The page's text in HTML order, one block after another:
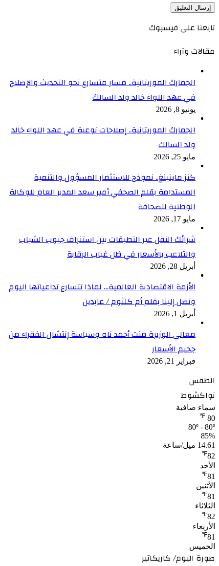
تابعنا على فيسبوك
مقالات وآراء
الجمارك الموريتانية.. مسار متسارع نحو التحديث والإصلاح
في عهد اللواء خالد ولد السالك
يونيو 8, 2026
الجمارك الموريتانية.. إصلاحات نوعية في عهد اللواء خالد
ولد السالك
مايو 25, 2026
كنز ماينينغ.. نموذج للاستثمار المسؤول والتنمية
المستدامة بقلم الصحفي أمير سعد المدير العام للوكالة
الوطنية للصحافة
مايو 17, 2026
شرائك النقل عبر التطبقات بين استنزاف جيوب الشباب
والتلاعب بالأسعار في ظل غياب الرقابة
أبريل 28, 2026
الأزمة الاقتصادية العالمية… لماذا تتسارع تداعياتها اليوم
وتصل إلينا بقلم أم كلثوم / عابدين
أبريل 1, 2026
معالي الوزيرة منت أحمد ناه وسياسة إنتشال الفقراء من
جحيم الأسعار
فبراير 21, 2026
الطقس
نواكشوط
سماء صافية
80
℉
80º - 80º
85%
14.61 ميل/ساعة
82
℉
الأحد
81
℉
الأثنين
81
℉
الثلاثاء
82
℉
الأربعاء
81
℉
الخميس
صورة اليوم/ كاريكاتير